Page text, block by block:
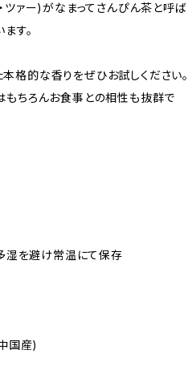
ツァー)がなまってさんぴん茶と呼ば
す。
格的な香りをぜひお試しください。
もちろんお食事との相性も抜群で
湿を避け常温にて保存
国産)